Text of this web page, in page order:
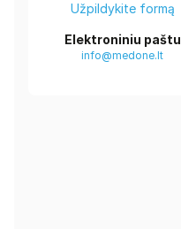
Užpildykite formą
Elektroniniu paštu
info@medone.lt